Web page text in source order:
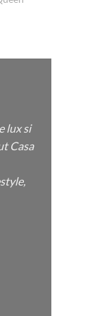
lux si
Casa